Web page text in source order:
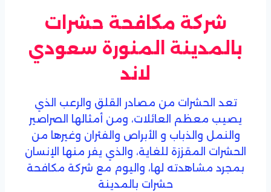
شركة مكافحة حشرات
بالمدينة المنورة سعودي
لاند
تعد الحشرات من مصادر القلق والرعب الذي
يصيب معظم العائلات، ومن أمثالها الصراصير
والنمل والذباب و الأبراص والفئران وغيرها من
الحشرات المقززة للغاية، والذي يفر منها الإنسان
بمجرد مشاهدته لها، واليوم مع شركة مكافحة
حشرات بالمدينة